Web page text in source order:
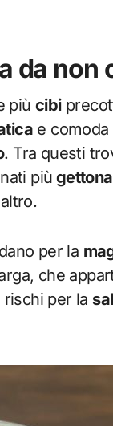
da non
piùcibi
e
. Tra questi
più
per la
che
per la